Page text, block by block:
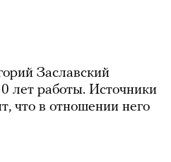
Заславский
лет работы. Источники
что в отношении него